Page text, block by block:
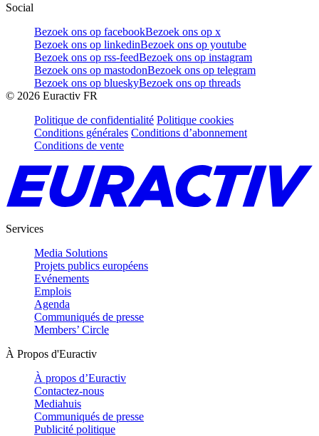
Social
Bezoek ons op facebookBezoek ons op x
Bezoek ons op linkedinBezoek ons op youtube
Bezoek ons op rss-feedBezoek ons op instagram
Bezoek ons op mastodonBezoek ons op telegram
Bezoek ons op blueskyBezoek ons op threads
© 2026 Euractiv FR
Politique de confidentialité Politique cookies
Conditions générales Conditions d’abonnement
Conditions de vente
Services
Media Solutions
Projets publics européens
Evénements
Emplois
Agenda
Communiqués de presse
Members’ Circle
À Propos d'Euractiv
À propos d’Euractiv
Contactez-nous
Mediahuis
Communiqués de presse
Publicité politique